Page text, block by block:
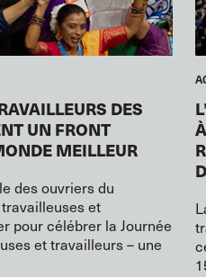
DES
UN FRONT
MEILLEUR
des ouvriers du
et
pour célébrer la Journée
et travailleurs – une